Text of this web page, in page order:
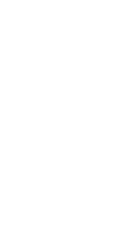
ডুপ্লেক্স ফ্ল্যাট